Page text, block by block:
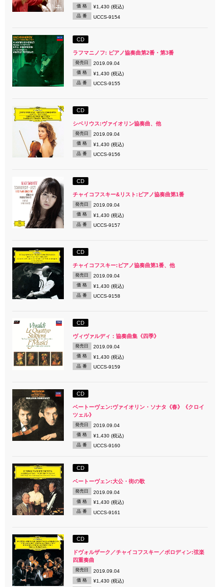
価 格 ¥1,430 (税込)
品 番 UCCS-9154
CD
ラフマニノフ: ピアノ協奏曲第2番・第3番
発売日 2019.09.04
価 格 ¥1,430 (税込)
品 番 UCCS-9155
CD
シベリウス:ヴァイオリン協奏曲、他
発売日 2019.09.04
価 格 ¥1,430 (税込)
品 番 UCCS-9156
CD
チャイコフスキー&リスト:ピアノ協奏曲第1番
発売日 2019.09.04
価 格 ¥1,430 (税込)
品 番 UCCS-9157
CD
チャイコフスキー:ピアノ協奏曲第1番、他
発売日 2019.09.04
価 格 ¥1,430 (税込)
品 番 UCCS-9158
CD
ヴィヴァルディ：協奏曲集《四季》
発売日 2019.09.04
価 格 ¥1,430 (税込)
品 番 UCCS-9159
CD
ベートーヴェン:ヴァイオリン・ソナタ《春》《クロイ
ツェル》
発売日 2019.09.04
価 格 ¥1,430 (税込)
品 番 UCCS-9160
CD
ベートーヴェン:大公・街の歌
発売日 2019.09.04
価 格 ¥1,430 (税込)
品 番 UCCS-9161
CD
ドヴォルザーク／チャイコフスキー／ボロディン:弦楽
四重奏曲
発売日 2019.09.04
価 格 ¥1,430 (税込)